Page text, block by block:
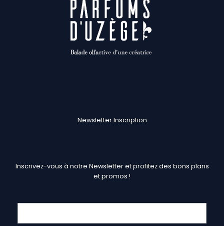
Newsletter Inscription
Inscrivez-vous à notre Newsletter et profitez des bons plans
et promos !